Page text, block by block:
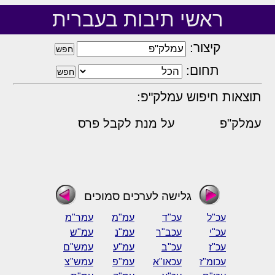
ראשי תיבות בעברית
קיצור:
תחום:
תוצאות חיפוש עמלק"פ:
עמלק"פ על מנת לקבל פרס
גלישה לערכים סמוכים
עכ"ל עכ"ד עמ"מ
עמר"מ
עכ"י
עכב"ר עמ"נ
עמ"ש
עכ"ז
עכ"ב עמ"ע
עמש"ם
עכומ"ז
עכאו"א עמ"פ
עמש"צ